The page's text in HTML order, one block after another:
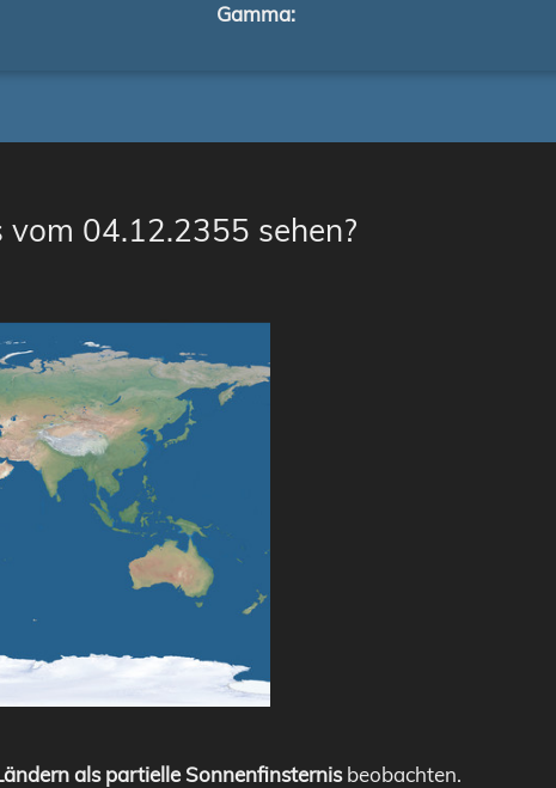
Gamma:
04.12.2355 sehen?
als partielle Sonnenfinsternisbeobachten.